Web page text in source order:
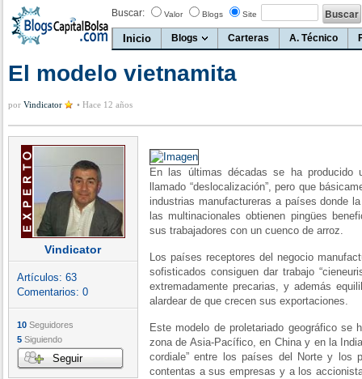
Buscar: Valor Blogs Site
Inicio Blogs Carteras A. Técnico
El modelo vietnamita
por Vindicator • Hace 12 años
Vindicator
Artículos: 63
Comentarios: 0
10 Seguidores
5 Siguiendo
Seguir
En las últimas décadas se ha producido
llamado “deslocalización”, pero que
industrias manufactureras a países donde
las multinacionales obtienen pingües
sus trabajadores con un cuenco de arroz.
Los países receptores del negocio
sofisticados consiguen dar trabajo
extremadamente precarias, y además
alardear de que crecen sus exportaciones.
Este modelo de proletariado geográfico se
zona de Asia-Pacífico, en China y en la
cordiale” entre los países del Norte y los
contentas a sus empresas y a los